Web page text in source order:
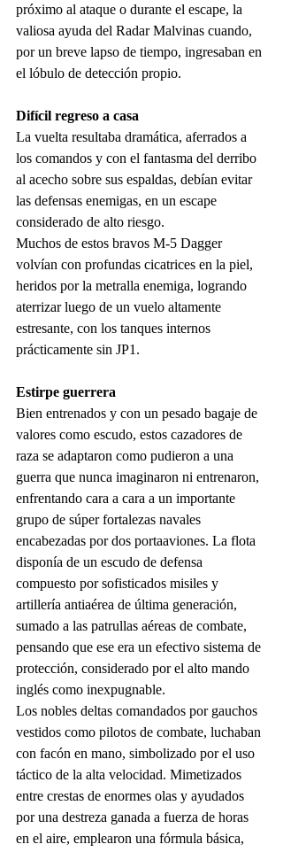
próximo al ataque o durante el escape, la
valiosa ayuda del Radar Malvinas cuando,
por un breve lapso de tiempo, ingresaban en
el lóbulo de detección propio.
Difícil regreso a casa
La vuelta resultaba dramática, aferrados a
los comandos y con el fantasma del derribo
al acecho sobre sus espaldas, debían evitar
las defensas enemigas, en un escape
considerado de alto riesgo.
Muchos de estos bravos M-5 Dagger
volvían con profundas cicatrices en la piel,
heridos por la metralla enemiga, logrando
aterrizar luego de un vuelo altamente
estresante, con los tanques internos
prácticamente sin JP1.
Estirpe guerrera
Bien entrenados y con un pesado bagaje de
valores como escudo, estos cazadores de
raza se adaptaron como pudieron a una
guerra que nunca imaginaron ni entrenaron,
enfrentando cara a cara a un importante
grupo de súper fortalezas navales
encabezadas por dos portaaviones. La flota
disponía de un escudo de defensa
compuesto por sofisticados misiles y
artillería antiaérea de última generación,
sumado a las patrullas aéreas de combate,
pensando que ese era un efectivo sistema de
protección, considerado por el alto mando
inglés como inexpugnable.
Los nobles deltas comandados por gauchos
vestidos como pilotos de combate, luchaban
con facón en mano, simbolizado por el uso
táctico de la alta velocidad. Mimetizados
entre crestas de enormes olas y ayudados
por una destreza ganada a fuerza de horas
en el aire, emplearon una fórmula básica,